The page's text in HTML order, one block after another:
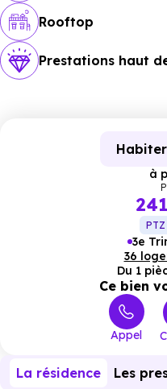
Rooftop
Prestations haut
Habiter
à
PTZ
3e
36
Du 1
Ce bien
Appel
La résidence Les